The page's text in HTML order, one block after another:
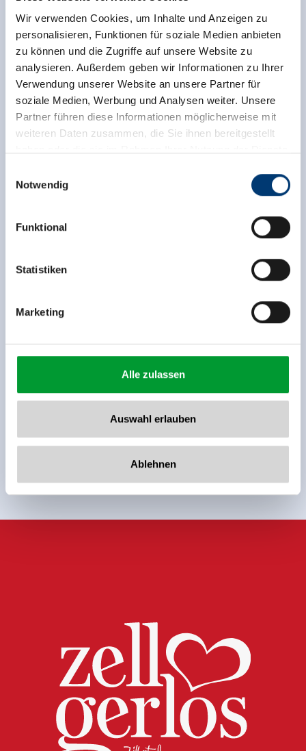
Wir verwenden Cookies, um Inhalte und Anzeigen zu
personalisieren, Funktionen für soziale Medien anbieten
zu können und die Zugriffe auf unsere Website zu
analysieren. Außerdem geben wir Informationen zu Ihrer
Verwendung unserer Website an unsere Partner für
soziale Medien, Werbung und Analysen weiter. Unsere
Partner führen diese Informationen möglicherweise mit
weiteren Daten zusammen, die Sie ihnen bereitgestellt
Rohr 23// A-6280 Zell am Ziller
www.zillertalarena.com
Notwendig
Funktional
Statistiken
Marketing
Alle zulassen
Auswahl erlauben
Ablehnen
Sign up for the newsletter now!
register